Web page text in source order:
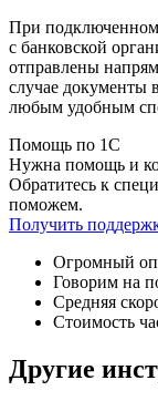
При подключенном
с банковской
отправлены
случае документы
любым удобным
Помощь по 1С
Нужна помощь и
Обратитесь к
поможем.
Получить
Огромный
Говорим на
Средняя
Стоимость
Другие